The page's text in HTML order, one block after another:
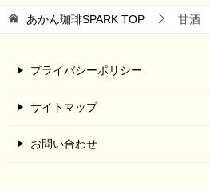
あかん珈琲SPARK TOP 甘酒
プライバシーポリシー
サイトマップ
お問い合わせ